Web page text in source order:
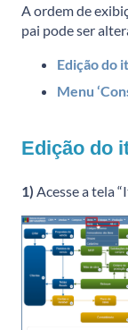
A ordem de
pai pode ser
Edição do
Menu
Edição do
1) Acesse a tela